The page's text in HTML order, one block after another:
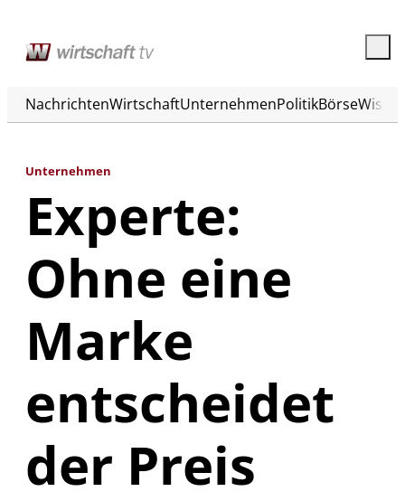
NachrichtenWirtschaftUnternehmenPolitikBörse
Unternehmen
Experte:
Ohne eine
Marke
entscheidet
der Preis